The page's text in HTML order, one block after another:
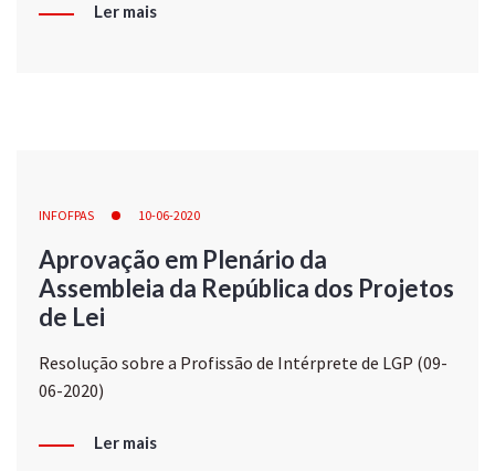
Ler mais
INFOFPAS 10-06-2020
Aprovação em Plenário da
Assembleia da República dos Projetos
de Lei
Resolução sobre a Profissão de Intérprete de LGP (09-
06-2020)
Ler mais